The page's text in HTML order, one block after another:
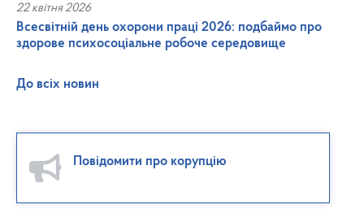
22 квітня 2026
Всесвітній день охорони праці 2026: подбаймо про
здорове психосоціальне робоче середовище
До всіх новин
Повідомити про корупцію